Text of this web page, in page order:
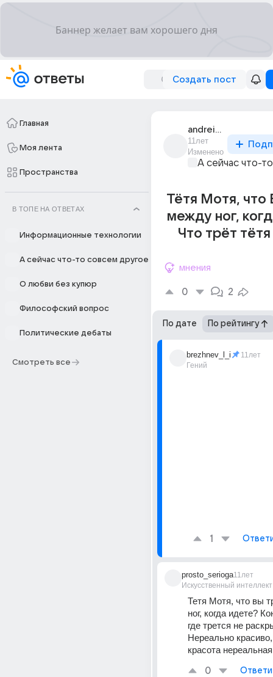
Создать пост
Главная
Моя лента
Пространства
В ТОПЕ НА ОТВЕТАХ
Информационные технологии
А сейчас что-то совсем другое
О любви без купюр
Философский вопрос
Политические дебаты
Смотреть все
andrei_826_1
11лет
Изменено
А сейчас что-
Тётя Мотя, что
между ног,
Что трёт
мнения
0 2
По дате По рейтингу
brezhnev_l_i
Гений
11лет
1
prosto_serioga
Искусственный интеллект
11лет
Тетя Мотя, что вы
ног, когда идете?
где трется не
Нереально
красота
0